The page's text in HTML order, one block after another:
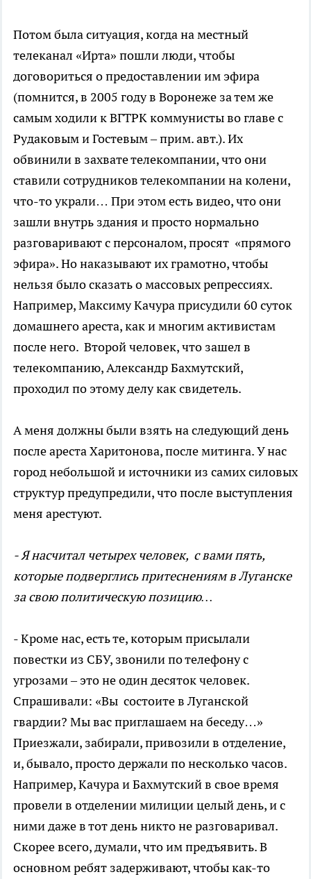
Потом была ситуация, когда на местный
телеканал «Ирта» пошли люди, чтобы
договориться о предоставлении им эфира
(помнится, в 2005 году в Воронеже за тем же
самым ходили к ВГТРК коммунисты во главе с
Рудаковым и Гостевым – прим. авт.). Их
обвинили в захвате телекомпании, что они
ставили сотрудников телекомпании на колени,
что-то украли… При этом есть видео, что они
зашли внутрь здания и просто нормально
разговаривают с персоналом, просят «прямого
эфира». Но наказывают их грамотно, чтобы
нельзя было сказать о массовых репрессиях.
Например, Максиму Качура присудили 60 суток
домашнего ареста, как и многим активистам
после него. Второй человек, что зашел в
телекомпанию, Александр Бахмутский,
проходил по этому делу как свидетель.
А меня должны были взять на следующий день
после ареста Харитонова, после митинга. У нас
город небольшой и источники из самих силовых
структур предупредили, что после выступления
меня арестуют.
- Я насчитал четырех человек, с вами пять,
которые подверглись притеснениям в Луганске
за свою политическую позицию…
- Кроме нас, есть те, которым присылали
повестки из СБУ, звонили по телефону с
угрозами – это не один десяток человек.
Спрашивали: «Вы состоите в Луганской
гвардии? Мы вас приглашаем на беседу…»
Приезжали, забирали, привозили в отделение,
и, бывало, просто держали по несколько часов.
Например, Качура и Бахмутский в свое время
провели в отделении милиции целый день, и с
ними даже в тот день никто не разговаривал.
Скорее всего, думали, что им предъявить. В
основном ребят задерживают, чтобы как-то